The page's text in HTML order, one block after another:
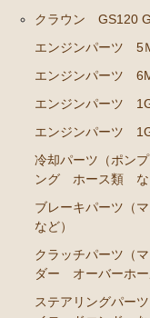
シュ類 など）
燃料パーツ（ポ
シャフトブーツ
ラベル
クラウンGS130/G
エンジンパーツ
エンジンパーツ
エンジンパーツ
クラウン GS120
エンジンパーツ 5
エンジンパーツ
エンジンパーツ
エンジンパーツ
冷却パーツ（ポン
ング ホース類 な
ブレーキパーツ（
など）
クラッチパーツ（
ダー オーバーホ
ステアリングパー